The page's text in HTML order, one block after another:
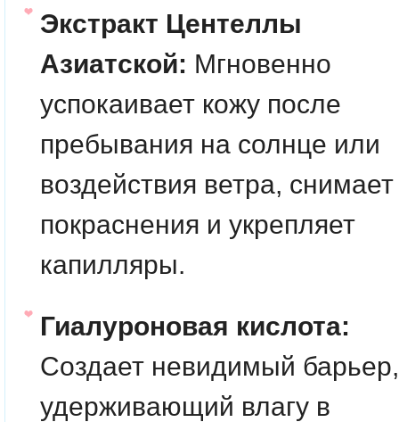
Экстракт Центеллы
Азиатской: Мгновенно
успокаивает кожу после
пребывания на солнце или
воздействия ветра, снимает
покраснения и укрепляет
капилляры.
Гиалуроновая кислота:
Создает невидимый барьер,
удерживающий влагу в